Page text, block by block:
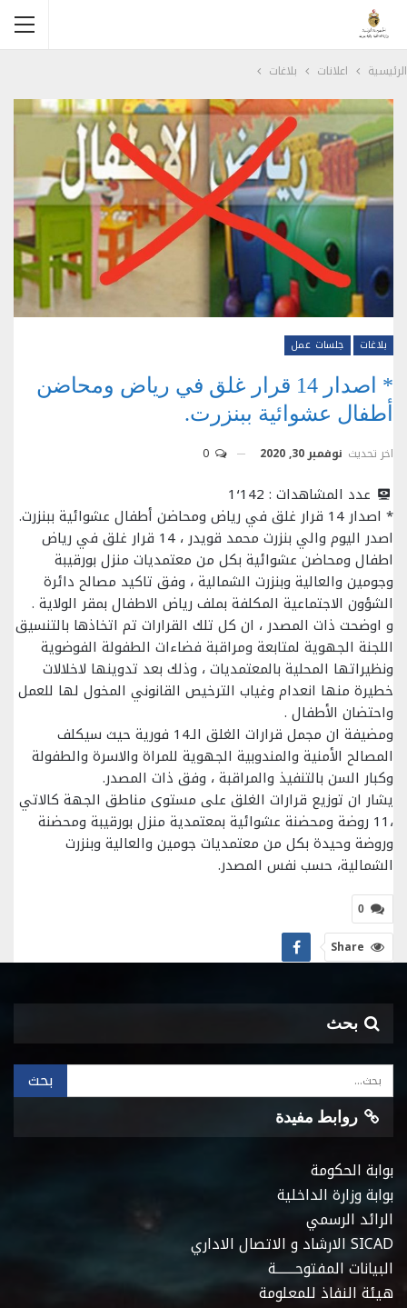
الرئيسية اعلانات بلاغات
بلاغات جلسات عمل
* اصدار 14 قرار غلق في رياض ومحاضن
أطفال عشوائية ببنزرت.
اخر تحديث نوفمبر 30, 2020
عدد المشاهدات : 1٬142
* اصدار 14 قرار غلق في رياض ومحاضن أطفال عشوائية ببنزرت.
اصدر اليوم والي بنزرت محمد قويدر ، 14 قرار غلق في رياض
اطفال ومحاضن عشوائية بكل من معتمديات منزل بورقيبة
وجومين والعالية وبنزرت الشمالية ، وفق تاكيد مصالح دائرة
الشؤون الاجتماعية المكلفة بملف رياض الاطفال بمقر الولاية .
و اوضحت ذات المصدر ، ان كل تلك القرارات تم اتخاذها بالتنسيق
اللجنة الجهوية لمتابعة ومراقبة فضاءات الطفولة الفوضوية
ونظيراتها المحلية بالمعتمديات ، وذلك بعد تدوينها لاخلالات
خطيرة منها انعدام وغياب الترخيص القانوني المخول لها للعمل
واحتضان الأطفال .
ومضيفة ان مجمل قرارات الغلق الـ14 فورية حيث سيكلف
المصالح الأمنية والمندوبية الجهوية للمراة والاسرة والطفولة
وكبار السن بالتنفيذ والمراقبة ، وفق ذات المصدر.
يشار ان توزيع قرارات الغلق على مستوى مناطق الجهة كالاتي
،11 روضة ومحضنة عشوائية بمعتمدية منزل بورقيبة ومحضنة
وروضة وحيدة بكل من معتمديات جومين والعالية وبنزرت
الشمالية، حسب نفس المصدر.
0
Share
بحث
روابط مفيدة
بوابة الحكومة
بوابة وزارة الداخلية
الرائد الرسمي
SICAD الارشاد و الاتصال الاداري
البيانات المفتوحـــــــة
هيئة النفاذ للمعلومة